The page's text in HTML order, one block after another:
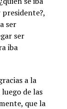
presidente?,
ser
ser
iba
a la
de las
que la